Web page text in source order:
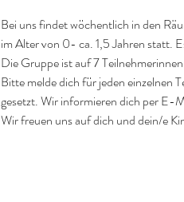
Bei uns findet wöchentlich in den
im Alter von 0- ca. 1,5 Jahren statt.
Die Gruppe ist auf 7
Bitte melde dich für jeden einzelnen
gesetzt. Wir informieren dich per E-
Wir freuen uns auf dich und dein/e